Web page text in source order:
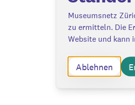
Museumsnetz
zu ermitteln. Die
Website und kann
Ablehnen